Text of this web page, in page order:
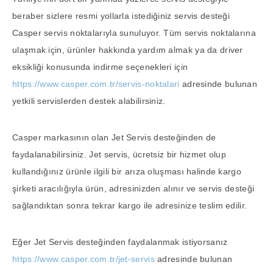
beraber sizlere resmi yollarla istediğiniz servis desteği
Casper servis noktalarıyla sunuluyor. Tüm servis noktalarına
ulaşmak için, ürünler hakkında yardım almak ya da driver
eksikliği konusunda indirme seçenekleri için
https://www.casper.com.tr/servis-noktalari adresinde bulunan
yetkili servislerden destek alabilirsiniz.
Casper markasının olan Jet Servis desteğinden de
faydalanabilirsiniz. Jet servis, ücretsiz bir hizmet olup
kullandığınız ürünle ilgili bir arıza oluşması halinde kargo
şirketi aracılığıyla ürün, adresinizden alınır ve servis desteği
sağlandıktan sonra tekrar kargo ile adresinize teslim edilir.
Eğer Jet Servis desteğinden faydalanmak istiyorsanız
https://www.casper.com.tr/jet-servisadresinde bulunan